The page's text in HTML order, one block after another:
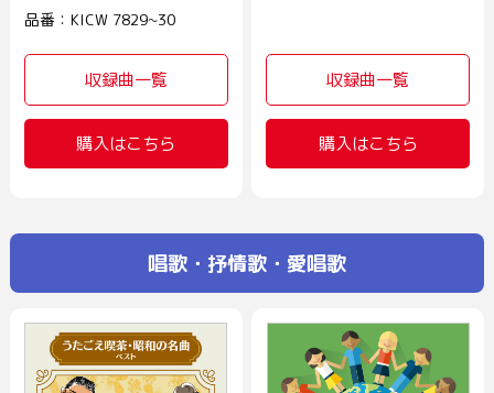
品番：KICW 7829~30
収録曲一覧
購入はこちら
収録曲一覧
購入はこちら
唱歌・抒情歌・愛唱歌